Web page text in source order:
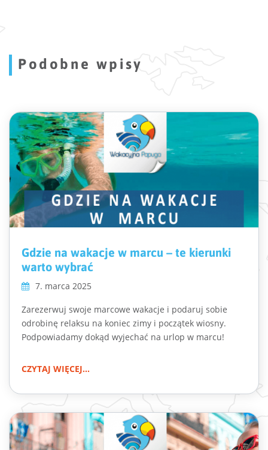
Podobne wpisy
Gdzie na wakacje w marcu – te kierunki
warto wybrać
7. marca 2025
Zarezerwuj swoje marcowe wakacje i podaruj sobie
odrobinę relaksu na koniec zimy i początek wiosny.
Podpowiadamy dokąd wyjechać na urlop w marcu!
CZYTAJ WIĘCEJ...